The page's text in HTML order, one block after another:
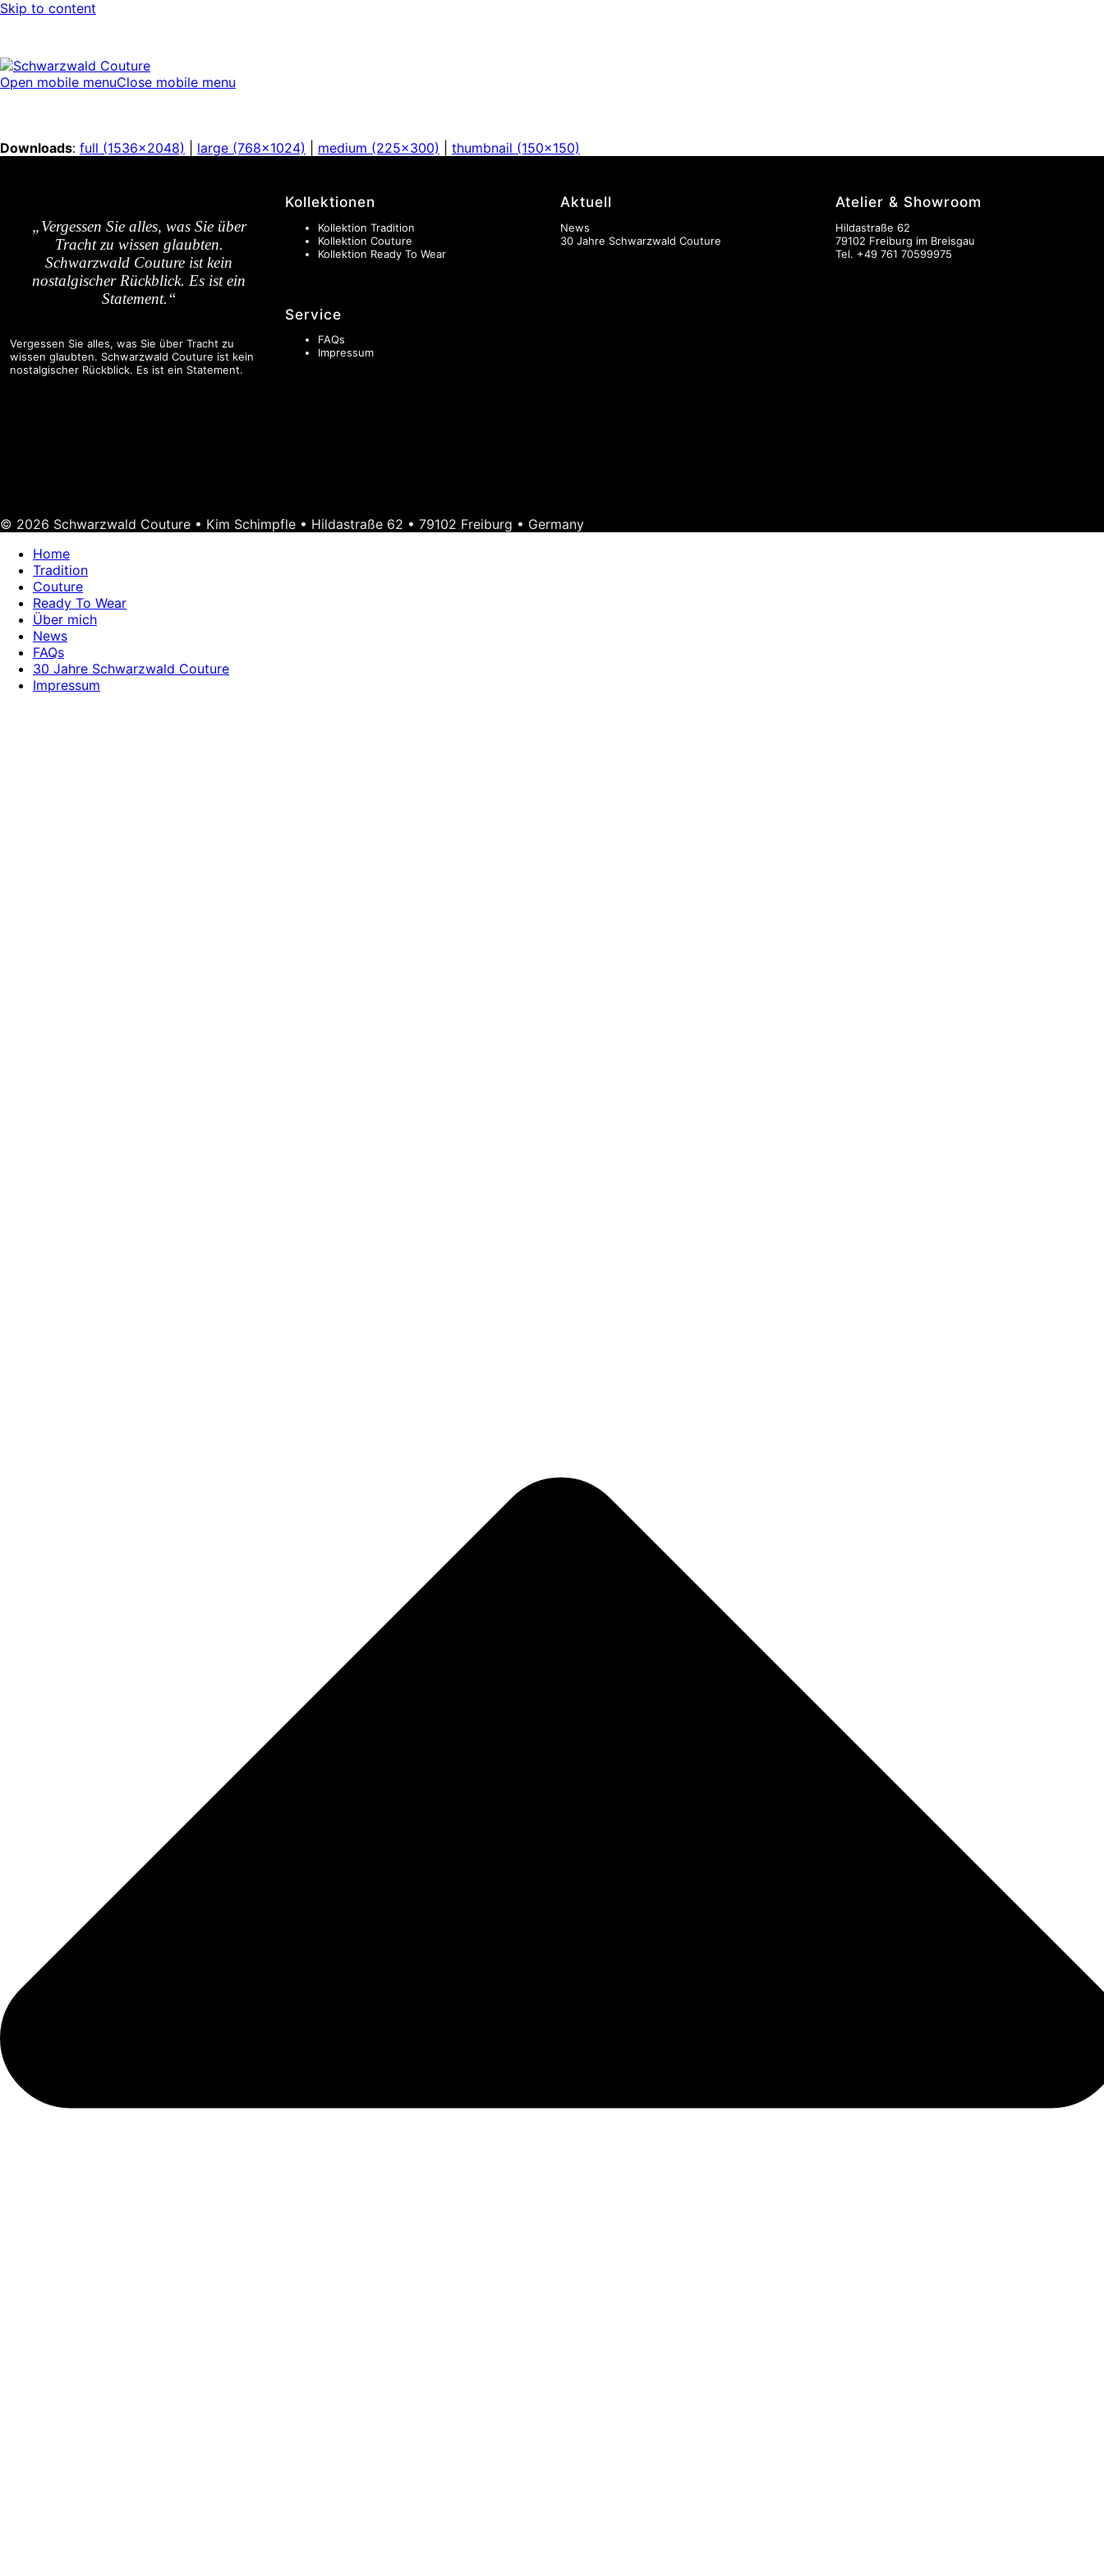
Skip to content
Open mobile menuClose mobile menu
Downloads: full (1536x2048) large (768x1024) medium (225x300) thumbnail (150x150)
„Vergessen Sie alles, was Sie über
Tracht zu wissen glaubten.
Schwarzwald Couture ist kein
nostalgischer Rückblick. Es ist ein
Statement.“
Vergessen Sie alles, was Sie über Tracht zu
wissen glaubten. Schwarzwald Couture ist kein
nostalgischer Rückblick. Es ist ein Statement.
Kollektionen
Kollektion Tradition
Kollektion Couture
Kollektion Ready To Wear
Service
FAQs
Impressum
Aktuell
News
30 Jahre Schwarzwald Couture
Atelier & Showroom
Hildastraße 62
79102 Freiburg im Breisgau
Tel. +49 761 70599975
© 2026 Schwarzwald Couture • Kim Schimpfle • Hildastraße 62 • 79102 Freiburg • Germany
Home
Tradition
Couture
Ready To Wear
Über mich
News
FAQs
30 Jahre Schwarzwald Couture
Impressum